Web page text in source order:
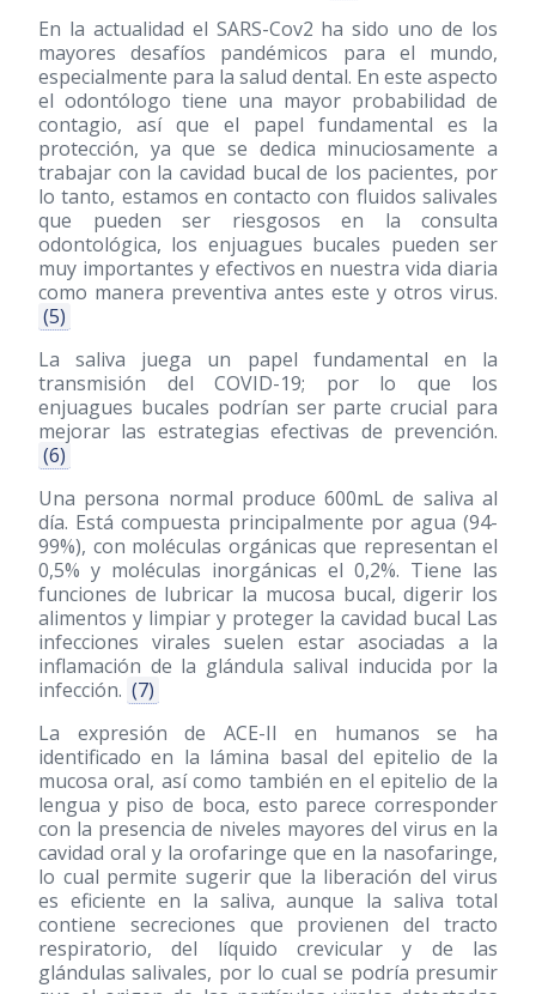
En la actualidad el SARS-Cov2 ha sido uno de los
mayores desafíos pandémicos para el mundo,
especialmente para la salud dental. En este aspecto
el odontólogo tiene una mayor probabilidad de
contagio, así que el papel fundamental es la
protección, ya que se dedica minuciosamente a
trabajar con la cavidad bucal de los pacientes, por
lo tanto, estamos en contacto con fluidos salivales
que pueden ser riesgosos en la consulta
odontológica, los enjuagues bucales pueden ser
muy importantes y efectivos en nuestra vida diaria
como manera preventiva antes este y otros virus.
(5)
La saliva juega un papel fundamental en la
transmisión del COVID-19; por lo que los
enjuagues bucales podrían ser parte crucial para
mejorar las estrategias efectivas de prevención.
(6)
Una persona normal produce 600mL de saliva al
día. Está compuesta principalmente por agua (94-
99%), con moléculas orgánicas que representan el
0,5% y moléculas inorgánicas el 0,2%. Tiene las
funciones de lubricar la mucosa bucal, digerir los
alimentos y limpiar y proteger la cavidad bucal Las
infecciones virales suelen estar asociadas a la
inflamación de la glándula salival inducida por la
infección. (7)
La expresión de ACE-II en humanos se ha
identificado en la lámina basal del epitelio de la
mucosa oral, así como también en el epitelio de la
lengua y piso de boca, esto parece corresponder
con la presencia de niveles mayores del virus en la
cavidad oral y la orofaringe que en la nasofaringe,
lo cual permite sugerir que la liberación del virus
es eficiente en la saliva, aunque la saliva total
contiene secreciones que provienen del tracto
respiratorio, del líquido crevicular y de las
glándulas salivales, por lo cual se podría presumir